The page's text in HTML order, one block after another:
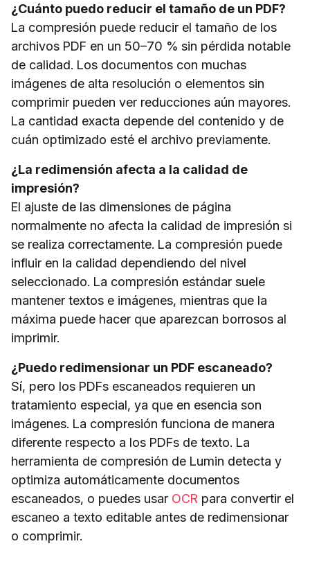
¿Cuánto puedo reducir el tamaño de un PDF?
La compresión puede reducir el tamaño de los
archivos PDF en un 50–70 % sin pérdida notable
de calidad. Los documentos con muchas
imágenes de alta resolución o elementos sin
comprimir pueden ver reducciones aún mayores.
La cantidad exacta depende del contenido y de
cuán optimizado esté el archivo previamente.
¿La redimensión afecta a la calidad de
impresión?
El ajuste de las dimensiones de página
normalmente no afecta la calidad de impresión si
se realiza correctamente. La compresión puede
influir en la calidad dependiendo del nivel
seleccionado. La compresión estándar suele
mantener textos e imágenes, mientras que la
máxima puede hacer que aparezcan borrosos al
imprimir.
¿Puedo redimensionar un PDF escaneado?
Sí, pero los PDFs escaneados requieren un
tratamiento especial, ya que en esencia son
imágenes. La compresión funciona de manera
diferente respecto a los PDFs de texto. La
herramienta de compresión de Lumin detecta y
optimiza automáticamente documentos
escaneados, o puedes usar OCR para convertir el
escaneo a texto editable antes de redimensionar
o comprimir.